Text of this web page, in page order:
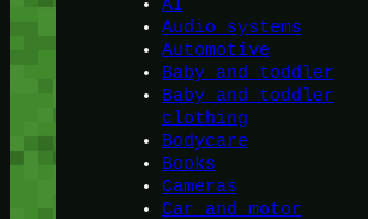
AI
Audio systems
Automotive
Baby and toddler
Baby and toddler
clothing
Bodycare
Books
Cameras
Car and motor